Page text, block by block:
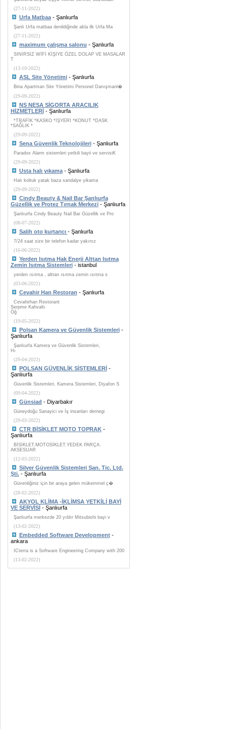
(27-11-2022)
Urfa Matbaa- Şanlıurfa
Şanlı Urfa matbaa denildiğinde akla ilk Urfa Ma
(27-11-2022)
maximum çalışma salonu - Şanlıurfa
SINIRSIZ WİFİ KİŞİYE ÖZEL DOLAP VE MASALAR
T
(13-10-2022)
ASL Site Yönetimi- Şanlıurfa
Bina Apartman Site Yönetimi Personel Danışmanl�
(29-09-2022)
NS NESA SİGORTA ARACILIK
HİZMETLERİ- Şanlıurfa
*TRAFİK *KASKO *İŞYERİ *KONUT *DASK
*SAĞLIK *
(29-09-2022)
Sena Güvenlik Teknolojileri- Şanlıurfa
Paradox Alarm sistemleri yetkili bayii ve servisiK
(29-09-2022)
Usta halı yıkama- Şanlıurfa
Halı koltuk yatak baza sandalye yikama
(29-09-2022)
Cindy Beauty & Nail Bar Şanlıurfa
Güzellik ve Protez Tırnak Merkezi- Şanlıurfa
Şanlıurfa Cindy Beauty Nail Bar Güzellik ve Pro
(08-07-2022)
Salih oto kurtarıcı - Şanlıurfa
7/24 saat size bir telefon kadar yakınız
(16-06-2022)
Yerden Isıtma Hak Enerji Alttan Isıtma
Zemin Isıtma Sistemleri- istanbul
yerden ısıtma , alttan ısıtma zemin ısıtma s
(03-06-2022)
Cevahir Han Restoran - Şanlıurfa
Cevahirhan Restorant
Serpme Kahvaltı
Öğ
(19-05-2022)
Polsan Kamera ve Güvenlik Sistemleri-
Şanlıurfa
Şanlıurfa Kamera ve Güvenlik Sistemleri,
Hı
(29-04-2022)
POLSAN GÜVENLİK SİSTEMLERİ-
Şanlıurfa
Güvenlik Sistemleri, Kamera Sistemleri, Diyafon S
(09-04-2022)
Günsiad - Diyarbakır
Güneydoğu Sanayici ve İş insanları dernegi
(29-03-2022)
CTR BİSİKLET MOTO TOPRAK-
Şanlıurfa
BİSİKLET.MOTOSİKLET.YEDEK PARÇA.
AKSESUAR
(12-03-2022)
Silver Güvenlik Sistemleri San. Tic. Ltd.
Şti.- Şanlıurfa
Güvenliğiniz için bir araya gelen mükemmel ç�
(28-02-2022)
AKYOL KLİMA -İKLİMSA YETKİLİ BAYİ
VE SERVİSİ- Şanlıurfa
Şanlıurfa merkezde 20 yıldır Mitsubishi bayi v
(13-02-2022)
Embedded Software Development-
ankara
ICterra is a Software Engineering Company with 200
(13-02-2022)